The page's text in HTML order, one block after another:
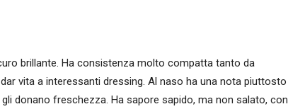
brillante. Ha consistenza molto compatta tanto da
vita a interessanti dressing. Al naso ha una nota piuttosto
donano freschezza. Ha sapore sapido, ma non salato, con